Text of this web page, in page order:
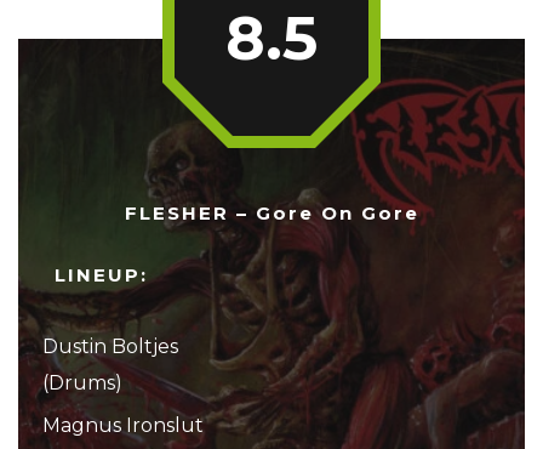
FLESHER – Gore On Gore
LINEUP:
Dustin Boltjes
(Drums)
Magnus Ironslut
8.5